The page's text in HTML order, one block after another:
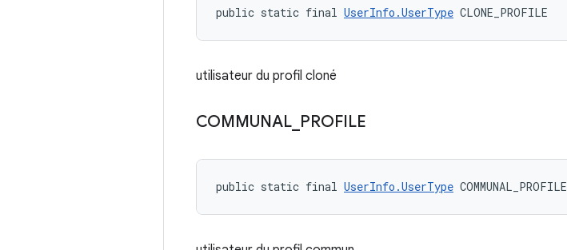
public static final UserInfo.UserType CLONE_PROFILE
utilisateur du profil cloné
COMMUNAL PROFILE
public static final UserInfo.UserType COMMUNAL_PROFILE